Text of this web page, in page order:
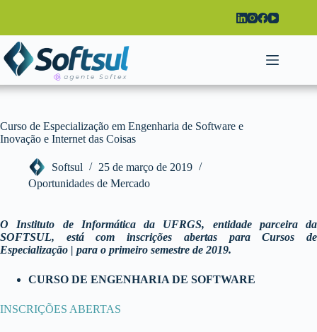
conteúdo
Curso de Especialização em Engenharia de Software e
Inovação e Internet das Coisas
Softsul
25 de março de 2019
Oportunidades de Mercado
O Instituto de Informática da UFRGS, entidade parceira da
SOFTSUL, está com inscrições abertas para Cursos de
Especialização | para o primeiro semestre de 2019.
CURSO DE ENGENHARIA DE SOFTWARE
INSCRIÇÕES ABERTAS